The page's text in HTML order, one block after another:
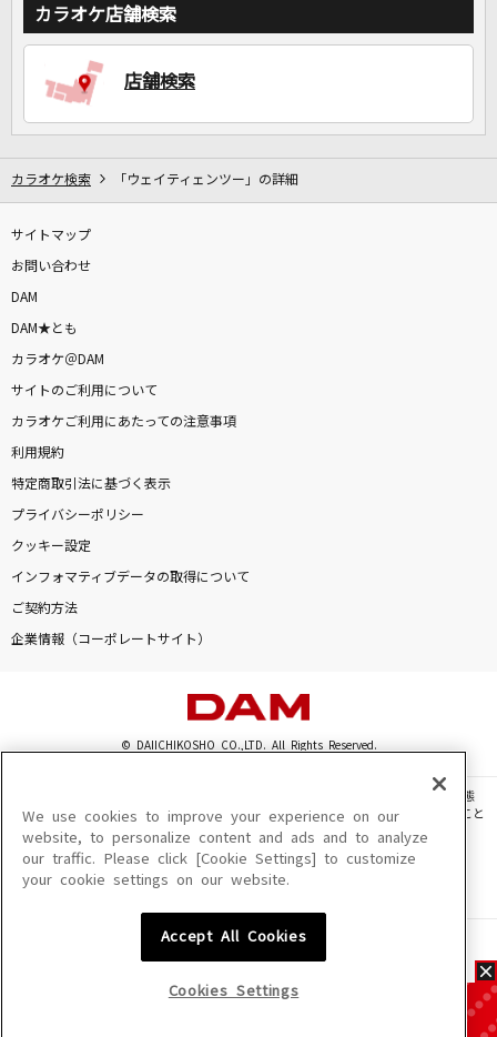
カラオケをもっと楽しもう！
カラオケ店舗検索
店舗検索
カラオケ検索 「ウェイティェンツー」の詳細
サイトマップ
お問い合わせ
DAM
DAM★とも
カラオケ＠DAM
サイトのご利用について
カラオケご利用にあたっての注意事項
利用規約
特定商取引法に基づく表示
プライバシーポリシー
クッキー設定
インフォマティブデータの取得について
ご契約方法
企業情報（コーポレートサイト）
© DAIICHIKOSHO CO.,LTD. All Rights Reserved.
このサイトに掲載されている一切の文章・画像・写真・動画・音声等を、手段や形態
を問わず、著作権法の定める範囲を超えて無断で複製、転載、ファイル化などすること
を禁じます。
楽曲及びコンテンツは、機種によりご利用いただけない場合があります。
楽曲及びコンテンツの配信日、配信内容が変更になる場合があります。
We use cookies to improve your experience on our
website, to personalize content and ads and to analyze
our traffic. Please click [Cookie Settings] to customize
your cookie settings on our website.
Accept All Cookies
Cookies Settings